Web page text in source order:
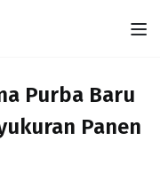
Purba Baru
Panen